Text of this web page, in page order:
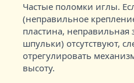
Частые поломки иглы.
(неправильное
пластина, неправильная
шпульки) отсутствуют,
отрегулировать
высоту.